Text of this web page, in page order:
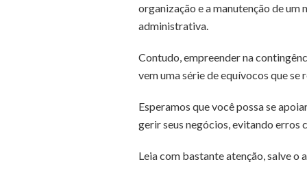
organização e a manutenção de
administrativa.
Contudo, empreender na
vem uma série de equívocos que
Esperamos que você possa se
gerir seus negócios, evitando erros
Leia com bastante atenção, salve